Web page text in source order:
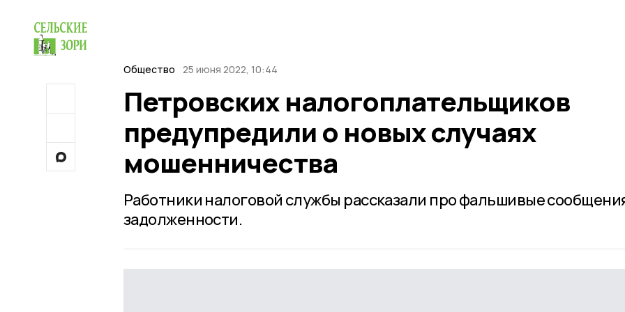
Общество 25 июня 2022, 10:44
Петровских налогоплательщиков
предупредили о новых случаях
мошенничества
Работники налоговой службы рассказали про фальшивые
задолженности.